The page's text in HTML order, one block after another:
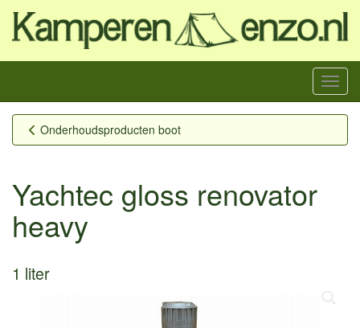
Menu
Onderhoudsproducten boot
Yachtec gloss renovator
heavy
1 liter